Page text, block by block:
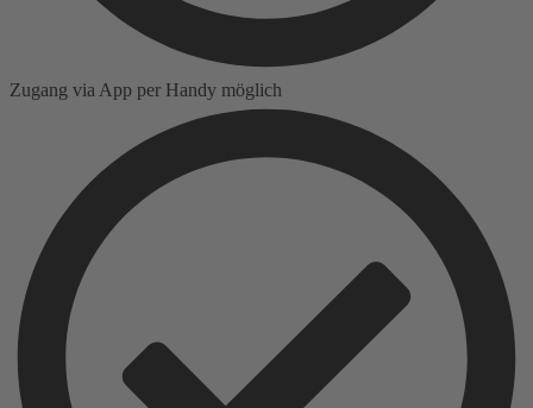
Zugang via App per Handy möglich